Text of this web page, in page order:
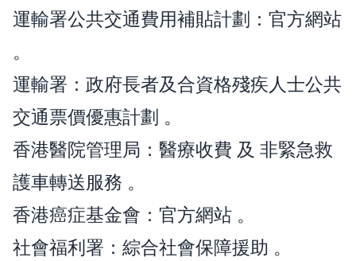
運輸署公共交通費用補貼計劃： 官方網站
。
運輸署： 政府長者及合資格殘疾人士公共
交通票價優惠計劃 。
香港醫院管理局： 醫療收費 及 非緊急救
護車轉送服務 。
香港癌症基金會： 官方網站 。
社會福利署： 綜合社會保障援助 。